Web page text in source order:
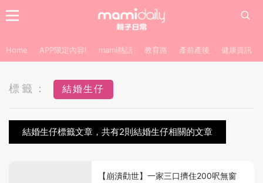
Home APP限定內容! mami熱話 教育路 產前產後 健康資訊
標籤： 結婚生仔
結婚生仔標籤文章，共有2則結婚生仔相關的文章
【崩潰勸世】一家三口擠住200呎無窗